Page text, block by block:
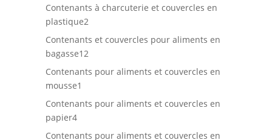
produits
Contenants à charcuterie et couvercles en
plastique22
produits
Contenants et couvercles pour aliments en
bagasse1212
produits
Contenants pour aliments et couvercles en
mousse1
produit
Contenants pour aliments et couvercles en
papier44
produits
Contenants pour aliments et couvercles en